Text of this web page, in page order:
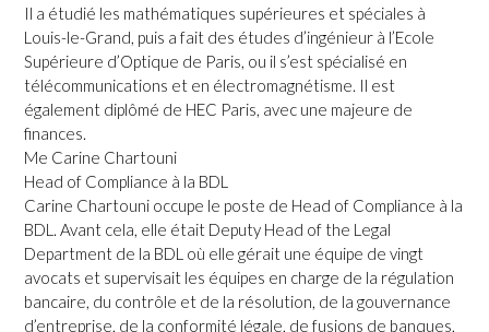
Il a étudié les mathématiques supérieures et spéciales à
Louis-le-Grand, puis a fait des études d’ingénieur à l’Ecole
Supérieure d’Optique de Paris, ou il s’est spécialisé en
télécommunications et en électromagnétisme. Il est
également diplômé de HEC Paris, avec une majeure de
finances.
Me Carine Chartouni
Head of Compliance à la BDL
Carine Chartouni occupe le poste de Head of Compliance à la
BDL. Avant cela, elle était Deputy Head of the Legal
Department de la BDL où elle gérait une équipe de vingt
avocats et supervisait les équipes en charge de la régulation
bancaire, du contrôle et de la résolution, de la gouvernance
d’entreprise, de la conformité légale, de fusions de banques,